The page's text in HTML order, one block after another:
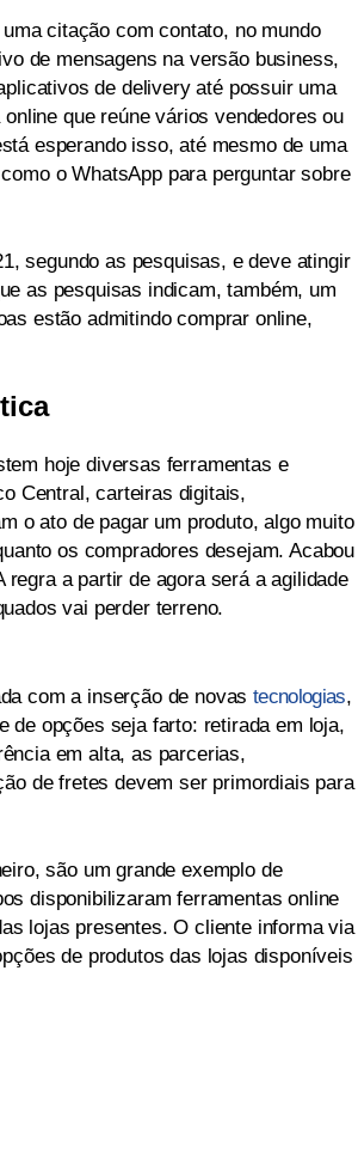
citação com contato, no mundo
de mensagens na versão business,
de delivery até possuir uma
que reúne vários vendedores ou
esperando isso, até mesmo de uma
o WhatsApp para perguntar sobre
segundo as pesquisas, e deve atingir
as pesquisas indicam, também, um
estão admitindo comprar online,
hoje diversas ferramentas e
Central, carteiras digitais,
o ato de pagar um produto, algo muito
os compradores desejam. Acabou
a partir de agora será a agilidade
vai perder terreno.
com a inserção de novastecnologias,
de opções seja farto: retirada em loja,
em alta, as parcerias,
de fretes devem ser primordiais para
são um grande exemplo de
disponibilizaram ferramentas online
lojas presentes. O cliente informa via
de produtos das lojas disponíveis